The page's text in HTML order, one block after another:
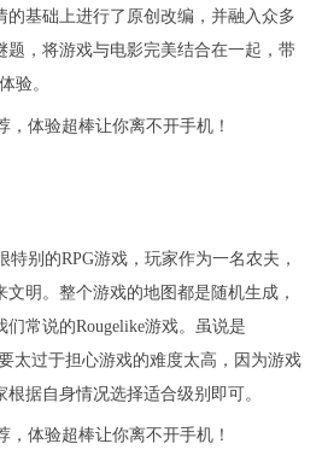
的基础上进行了原创改编，并融入众多
题，将游戏与电影完美结合在一起，带
验。
特别的RPG游戏，玩家作为一名农夫，
明。整个游戏的地图都是随机生成，
常说的Rougelike游戏。虽说是
太过于担心游戏的难度太高，因为游戏
据自身情况选择适合级别即可。